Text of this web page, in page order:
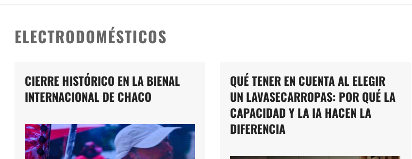
ELECTRODOMÉSTICOS
CIERRE HISTÓRICO EN LA BIENAL
INTERNACIONAL DE CHACO
QUÉ TENER EN CUENTA AL ELEGIR
UN LAVASECARROPAS: POR QUÉ LA
CAPACIDAD Y LA IA HACEN LA
DIFERENCIA